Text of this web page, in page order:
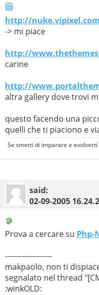
http://
-> mi piace
http://
carine
http://
altra gallery dove trovi
questo facendo una
quelli che ti piaciono e
Se smetti di imparare e
said:
02-09-2005
Prova a cercare su Php-
-------------------
makpaolo, non ti
segnalato nel thread
:winkOLD: